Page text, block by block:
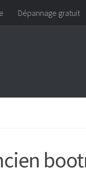
Dépannage gratuit